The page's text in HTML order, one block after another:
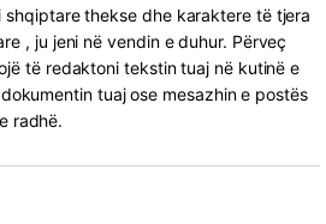
thekse dhe karaktere të tjera
, ju jeni në vendin e duhur. Përveç
të redaktoni tekstin tuaj në kutinë e
tuaj ose mesazhin e postës
radhë.